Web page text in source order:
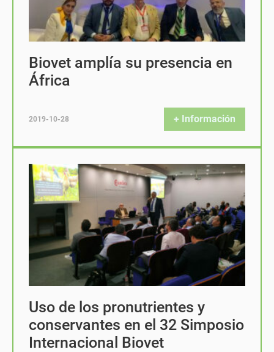
Biovet amplía su presencia en
África
2019-10-28 + Información
Uso de los pronutrientes y
conservantes en el 32 Simposio
Internacional Biovet